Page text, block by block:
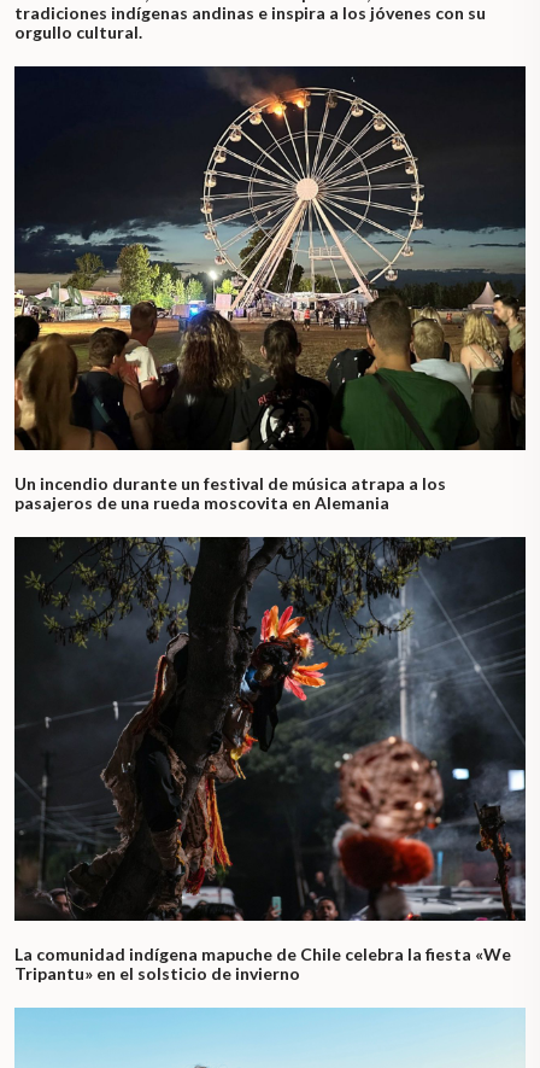
tradiciones indígenas andinas e inspira a los jóvenes con su
orgullo cultural.
Un incendio durante un festival de música atrapa a los
pasajeros de una rueda moscovita en Alemania
La comunidad indígena mapuche de Chile celebra la fiesta «We
Tripantu» en el solsticio de invierno